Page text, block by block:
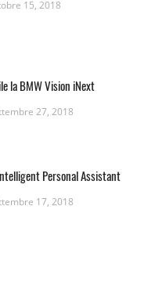
15, 2018
la BMW Vision iNext
27, 2018
Personal Assistant
17, 2018